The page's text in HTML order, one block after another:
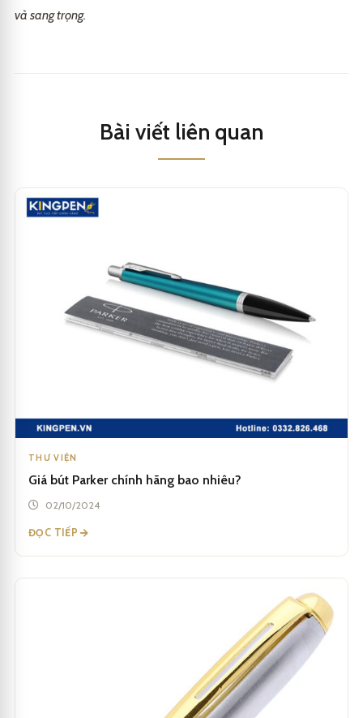
và sang trọng.
Bài viết liên quan
THƯ VIỆN
Giá bút Parker chính hãng bao nhiêu?
02/10/2024
ĐỌC TIẾP